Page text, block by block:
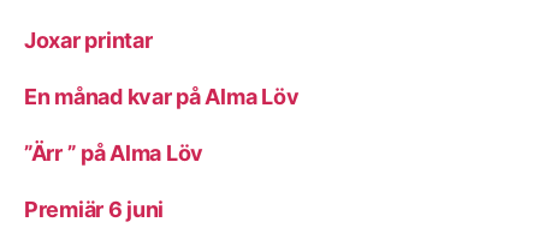
Joxar printar
En månad kvar på Alma Löv
”Ärr ” på Alma Löv
Premiär 6 juni